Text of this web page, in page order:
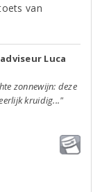
van
Luca
zonnewijn: deze
kruidig..."